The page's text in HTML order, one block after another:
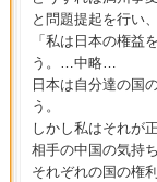
と問題提起を行い、
「私は日本の権益
う。…中略…
日本は自分達の国
う。
しかし私はそれが
相手の中国の気持
それぞれの国の権